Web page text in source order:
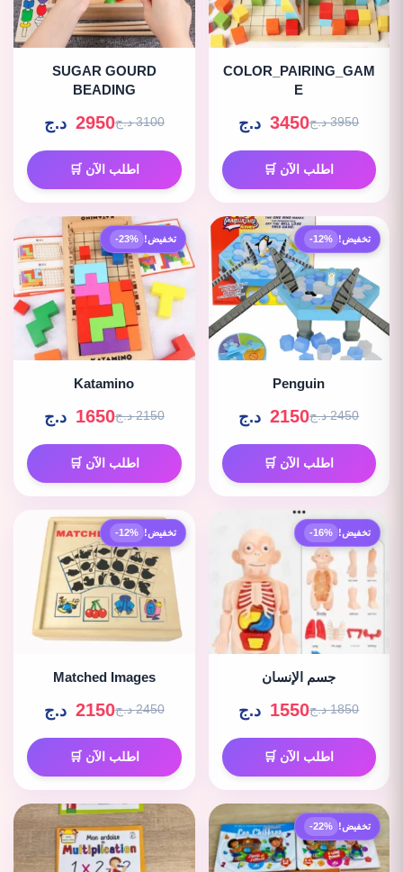
COLOR_PAIRING_GAM
E
3950 د.ج 3450 د.ج
اطلب الآن 🛒
SUGAR GOURD
BEADING
3100 د.ج 2950 د.ج
اطلب الآن 🛒
تخفيض! -12%
Penguin
2450 د.ج 2150 د.ج
اطلب الآن 🛒
تخفيض! -23%
Katamino
2150 د.ج 1650 د.ج
اطلب الآن 🛒
تخفيض! -16%
جسم الإنسان
1850 د.ج 1550 د.ج
اطلب الآن 🛒
تخفيض! -12%
Matched Images
2450 د.ج 2150 د.ج
اطلب الآن 🛒
تخفيض! -22%